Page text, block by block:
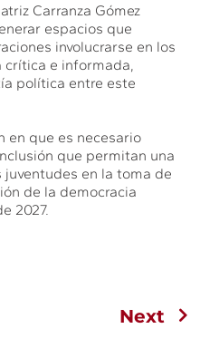
Carranza Gómez
espacios que
involucrarse en los
crítica e informada,
política entre este
en que es necesario
que permitan una
en la toma de
de la democracia
2027.
Next